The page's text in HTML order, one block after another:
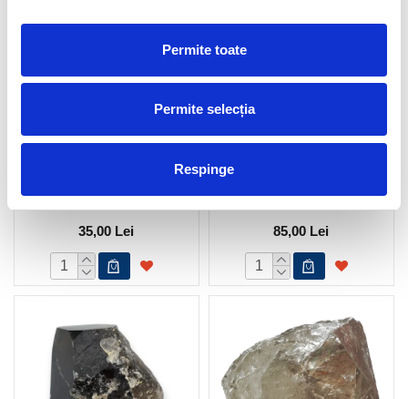
Permite toate
Permite selecția
Respinge
35,00 Lei
85,00 Lei